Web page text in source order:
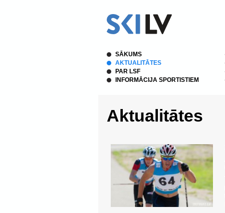
SĀKUMS
AKTUALITĀTES
PAR LSF
INFORMĀCIJA SPORTISTIEM
Aktualitātes